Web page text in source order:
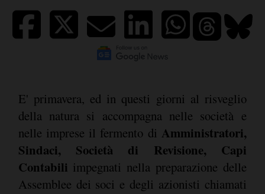
E' primavera, ed in questi giorni al risveglio
della natura si accompagna nelle società e
nelle imprese il fermento di Amministratori,
Sindaci, Società di Revisione, Capi
Contabili impegnati nella preparazione delle
Assemblee dei soci e degli azionisti chiamati